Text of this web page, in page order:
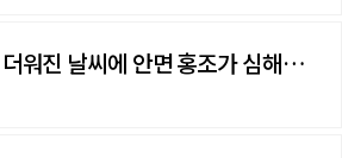
창원 상남동 피부과 더워진 날씨에 안면 홍조가 심해졌다…